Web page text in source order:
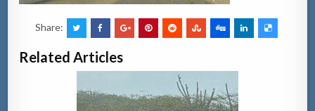
Share:
Related Articles